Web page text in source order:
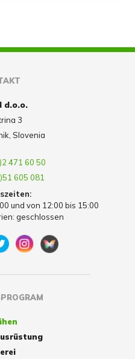
d.o.o.
3
Slovenia
471 60 50
605 081
und von 12:00 bis 15:00
geschlossen